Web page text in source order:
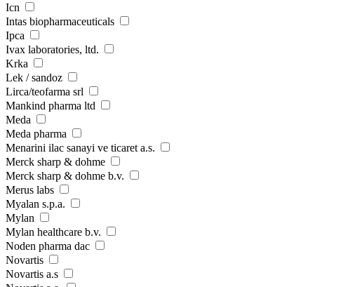
Icn
Intas biopharmaceuticals
Ipca
Ivax laboratories, ltd.
Krka
Lek / sandoz
Lirca/teofarma srl
Mankind pharma ltd
Meda
Meda pharma
Menarini ilac sanayi ve ticaret a.s.
Merck sharp & dohme
Merck sharp & dohme b.v.
Merus labs
Myalan s.p.a.
Mylan
Mylan healthcare b.v.
Noden pharma dac
Novartis
Novartis a.s